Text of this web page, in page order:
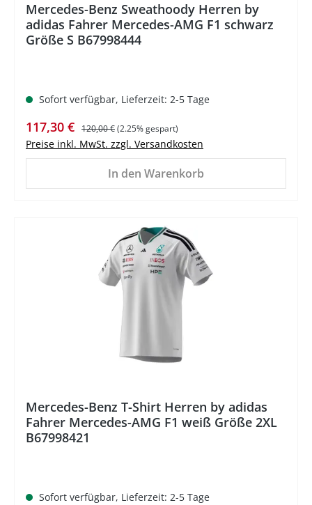
Mercedes-Benz Sweathoody Herren by
adidas Fahrer Mercedes-AMG F1 schwarz
Größe S B67998444
Sofort verfügbar, Lieferzeit: 2-5 Tage
Verkaufspreis:
117,30 € Regulärer Preis:
120,00 €(2.25% gespart)
Preise inkl. MwSt. zzgl. Versandkosten
In den Warenkorb
Mercedes-Benz T-Shirt Herren by adidas
Fahrer Mercedes-AMG F1 weiß Größe 2XL
B67998421
Sofort verfügbar, Lieferzeit: 2-5 Tage